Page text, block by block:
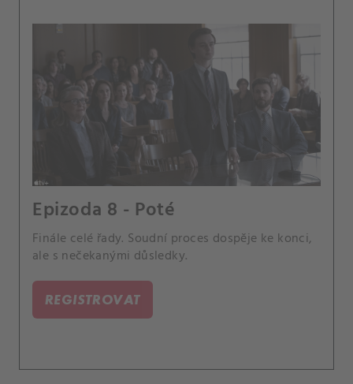
Epizoda 8 - Poté
Finále celé řady. Soudní proces dospěje ke konci,
ale s nečekanými důsledky.
REGISTROVAT